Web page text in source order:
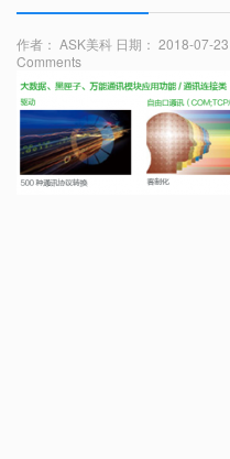
作者： ASK美科 日期： 2018-07-23
Comments